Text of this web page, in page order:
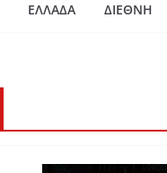
ΕΛΛΑΔΑ ΔΙΕΘΝΗ